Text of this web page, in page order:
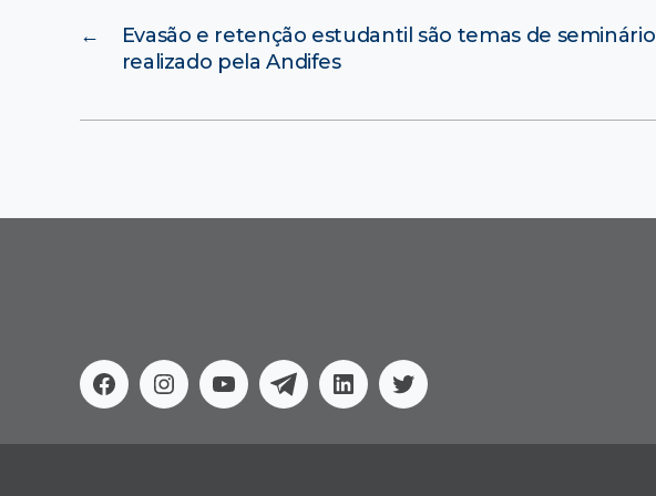
←
Evasão e retenção estudantil são temas de seminário
realizado pela Andifes
FacebookInstagram
YoutubeTelegramLinkedinTwitter